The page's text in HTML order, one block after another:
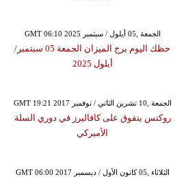
GMT 06:10 2025 الجمعة ,05 أيلول / سبتمبر
حظك اليوم برج الميزان الجمعة 05 سبتمبر/
أيلول 2025
GMT 19:21 2017 الجمعة ,10 تشرين الثاني / نوفمبر
روكتس يتفوق على كافاليرز في دوري السلة
الأميركي
GMT 06:00 2017 الثلاثاء ,05 كانون الأول / ديسمبر